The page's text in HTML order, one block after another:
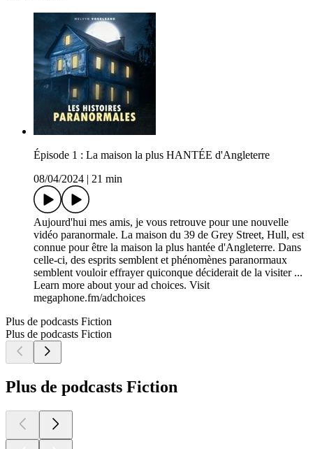
Épisode 1 : La maison la plus HANTÉE d'Angleterre
08/04/2024
21 min
Aujourd'hui mes amis, je vous retrouve pour une nouvelle
vidéo paranormale. La maison du 39 de Grey Street, Hull, est
connue pour être la maison la plus hantée d'Angleterre. Dans
celle-ci, des esprits semblent et phénomènes paranormaux
semblent vouloir effrayer quiconque déciderait de la visiter ...
Learn more about your ad choices. Visit
megaphone.fm/adchoices
Plus de podcasts Fiction
Plus de podcasts Fiction
Plus de podcasts Fiction